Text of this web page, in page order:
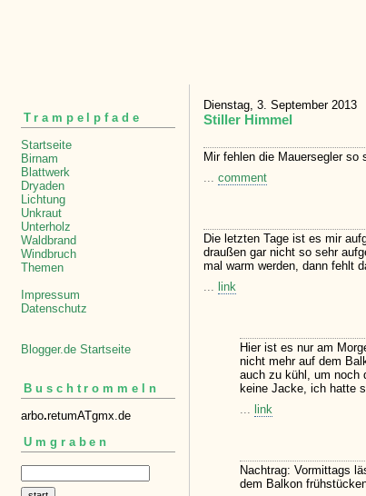
Trampelpfade
Startseite
Birnam
Blattwerk
Dryaden
Lichtung
Unkraut
Unterholz
Waldbrand
Windbruch
Themen
Impressum
Datenschutz
Blogger.de Startseite
Buschtrommeln
arbo.retumATgmx.de
Umgraben
Dienstag, 3. September 2013
Stiller Himmel
Mir fehlen die Mauersegler so
... comment
Die letzten Tage ist es mir
draußen gar nicht so sehr
mal warm werden, dann fehlt
... link
Hier ist es nur am
nicht mehr auf dem
auch zu kühl, um noch
keine Jacke, ich hatte
... link
Nachtrag: Vormittags
dem Balkon